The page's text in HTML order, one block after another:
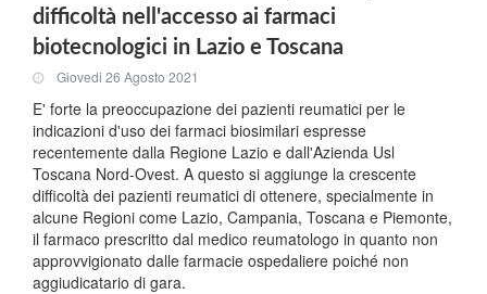
difficoltà nell'accesso ai farmaci
biotecnologici in Lazio e Toscana
Giovedi 26 Agosto 2021
E' forte la preoccupazione dei pazienti reumatici per le
indicazioni d'uso dei farmaci biosimilari espresse
recentemente dalla Regione Lazio e dall'Azienda Usl
Toscana Nord-Ovest. A questo si aggiunge la crescente
difficoltà dei pazienti reumatici di ottenere, specialmente in
alcune Regioni come Lazio, Campania, Toscana e Piemonte,
il farmaco prescritto dal medico reumatologo in quanto non
approvvigionato dalle farmacie ospedaliere poiché non
aggiudicatario di gara.